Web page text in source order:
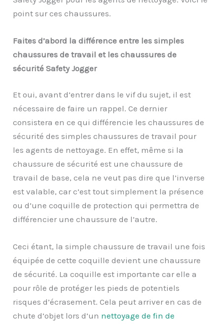
point sur ces chaussures.
Faites d’abord la différence entre les simples
chaussures de travail et les chaussures de
sécurité Safety Jogger
Et oui, avant d’entrer dans le vif du sujet, il est
nécessaire de faire un rappel. Ce dernier
consistera en ce qui différencie les chaussures de
sécurité des simples chaussures de travail pour
les agents de nettoyage. En effet, même si la
chaussure de sécurité est une chaussure de
travail de base, cela ne veut pas dire que l’inverse
est valable, car c’est tout simplement la présence
ou d’une coquille de protection qui permettra de
différencier une chaussure de l’autre.
Ceci étant, la simple chaussure de travail une fois
équipée de cette coquille devient une chaussure
de sécurité. La coquille est importante car elle a
pour rôle de protéger les pieds de potentiels
risques d’écrasement. Cela peut arriver en cas de
chute d’objet lors d’un nettoyage de fin de